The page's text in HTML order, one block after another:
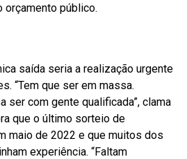
orçamento público.
saída seria a realização urgente
“Tem que ser em massa.
ser com gente qualificada”, clama
que o último sorteio de
maio de 2022 e que muitos dos
experiência. “Faltam